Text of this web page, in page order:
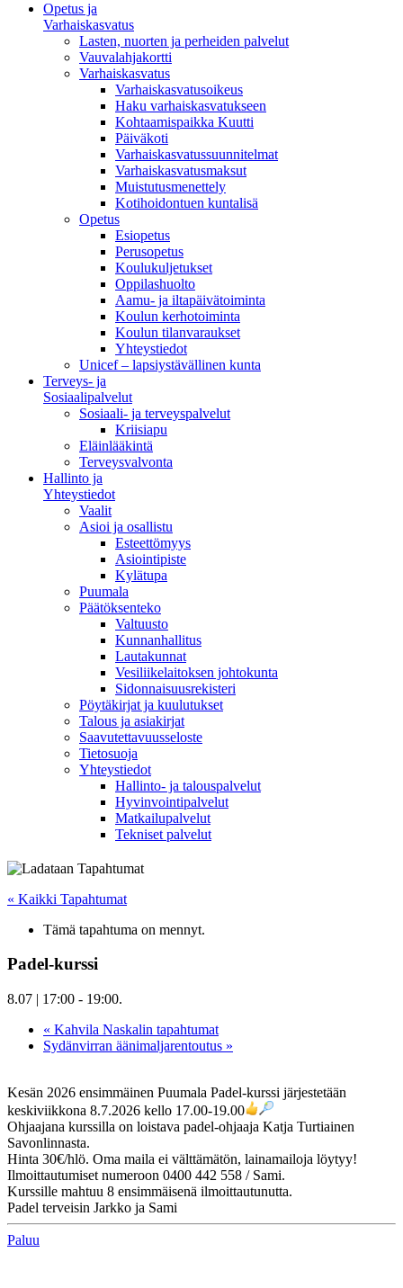
Opetus ja
Varhaiskasvatus
Lasten, nuorten ja perheiden palvelut
Vauvalahjakortti
Varhaiskasvatus
Varhaiskasvatusoikeus
Haku varhaiskasvatukseen
Kohtaamispaikka Kuutti
Päiväkoti
Varhaiskasvatussuunnitelmat
Varhaiskasvatusmaksut
Muistutusmenettely
Kotihoidontuen kuntalisä
Opetus
Esiopetus
Perusopetus
Koulukuljetukset
Oppilashuolto
Aamu- ja iltapäivätoiminta
Koulun kerhotoiminta
Koulun tilanvaraukset
Yhteystiedot
Unicef – lapsiystävällinen kunta
Terveys- ja
Sosiaalipalvelut
Sosiaali- ja terveyspalvelut
Kriisiapu
Eläinlääkintä
Terveysvalvonta
Hallinto ja
Yhteystiedot
Vaalit
Asioi ja osallistu
Esteettömyys
Asiointipiste
Kylätupa
Puumala
Päätöksenteko
Valtuusto
Kunnanhallitus
Lautakunnat
Vesiliikelaitoksen johtokunta
Sidonnaisuusrekisteri
Pöytäkirjat ja kuulutukset
Talous ja asiakirjat
Saavutettavuusseloste
Tietosuoja
Yhteystiedot
Hallinto- ja talouspalvelut
Hyvinvointipalvelut
Matkailupalvelut
Tekniset palvelut
« Kaikki Tapahtumat
Tämä tapahtuma on mennyt.
Padel-kurssi
8.07 | 17:00 - 19:00.
« Kahvila Naskalin tapahtumat
Sydänvirran äänimaljarentoutus »
Kesän 2026 ensimmäinen Puumala Padel-kurssi järjestetään
keskiviikkona 8.7.2026 kello 17.00-19.00
Ohjaajana kurssilla on loistava padel-ohjaaja Katja Turtiainen
Savonlinnasta.
Hinta 30€/hlö. Oma maila ei välttämätön, lainamailoja löytyy!
Ilmoittautumiset numeroon 0400 442 558 / Sami.
Kurssille mahtuu 8 ensimmäisenä ilmoittautunutta.
Padel terveisin Jarkko ja Sami
Paluu